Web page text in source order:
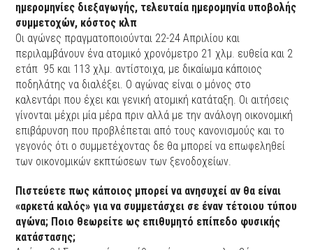
ημερομηνίες διεξαγωγής, τελευταία ημερομηνία υποβολής
συμμετοχών, κόστος κλπ
Οι αγώνες πραγματοποιούνται 22-24 Απριλίου και
περιλαμβάνουν ένα ατομικό χρονόμετρο 21 χλμ. ευθεία και 2
ετάπ 95 και 113 χλμ. αντίστοιχα, με δικαίωμα κάποιος
ποδηλάτης να διαλέξει. Ο αγώνας είναι ο μόνος στο
καλεντάρι που έχει και γενική ατομική κατάταξη. Οι αιτήσεις
γίνονται μέχρι μία μέρα πριν αλλά με την ανάλογη οικονομική
επιβάρυνση που προβλέπεται από τους κανονισμούς και το
γεγονός ότι ο συμμετέχοντας δε θα μπορεί να επωφεληθεί
των οικονομικών εκπτώσεων των ξενοδοχείων.
Πιστεύετε πως κάποιος μπορεί να ανησυχεί αν θα είναι
«αρκετά καλός» για να συμμετάσχει σε έναν τέτοιου τύπου
αγώνα; Ποιο θεωρείτε ως επιθυμητό επίπεδο φυσικής
κατάστασης;